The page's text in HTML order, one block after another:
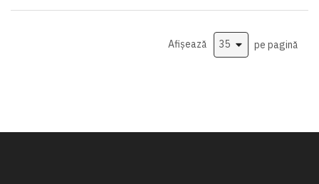
Afișează pe pagină